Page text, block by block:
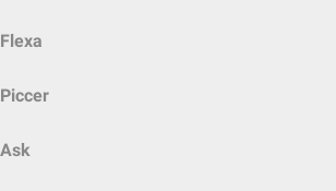
Flexa
Piccer
Ask